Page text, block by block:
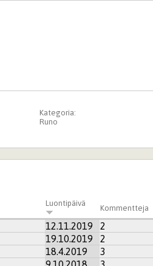
Kategoria:
Runo
Luontipäivä
Kommentteja
12.11.2019 2
19.10.2019 2
18.4.2019 3